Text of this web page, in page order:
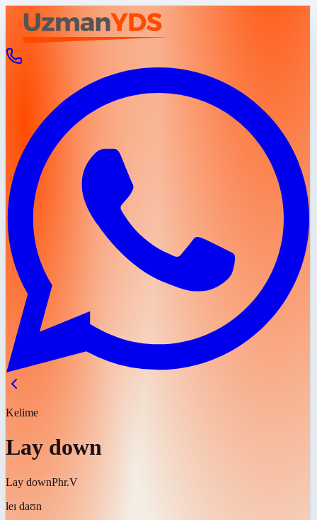
Kelime
Lay down
Lay downPhr.V
leɪ daʊn